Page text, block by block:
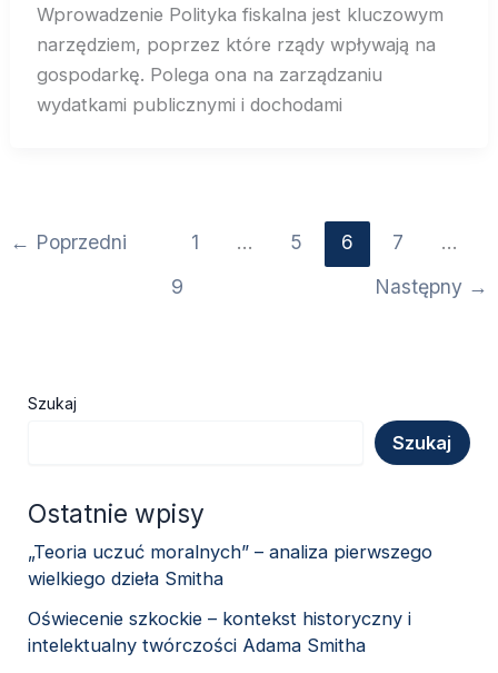
Wprowadzenie Polityka fiskalna jest kluczowym
narzędziem, poprzez które rządy wpływają na
gospodarkę. Polega ona na zarządzaniu
wydatkami publicznymi i dochodami
← Poprzedni 1 … 5 6 7
…
9
Następny →
Szukaj
Szukaj
Ostatnie wpisy
„Teoria uczuć moralnych” – analiza pierwszego
wielkiego dzieła Smitha
Oświecenie szkockie – kontekst historyczny i
intelektualny twórczości Adama Smitha